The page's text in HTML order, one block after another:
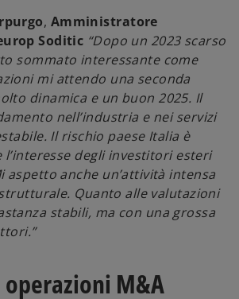
, Amministratore
Soditic “Dopo un 2023 scarso
sommato interessante come
mi attendo una seconda
dinamica e un buon 2025. Il
nell’industria e nei servizi
Il rischio paese Italia è
degli investitori esteri
aspetto anche un’attività intensa
Quanto alle valutazioni
stabili, ma con una grossa
M&A